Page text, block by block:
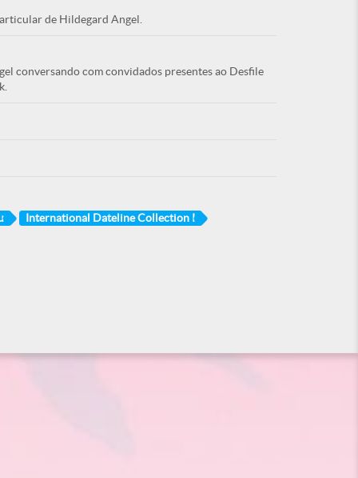
de Hildegard Angel.
conversando com convidados presentes ao Desfile
International Dateline Collection I